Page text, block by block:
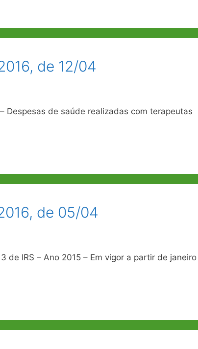
de 12/04
Despesas de saúde realizadas com terapeutas
de 05/04
de IRS – Ano 2015 – Em vigor a partir de janeiro